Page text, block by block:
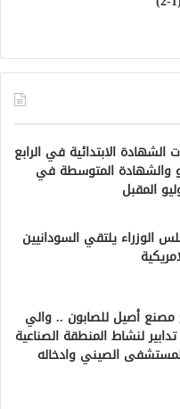
الشهادة الابتدائية في الرابع
والشهادة المتوسطة في
المقبل
الوزراء يلتقي السودانيين
مصنع أصيل للصابون .. والي
لنشاط المنطقة الصناعية
الصيني وادخاله